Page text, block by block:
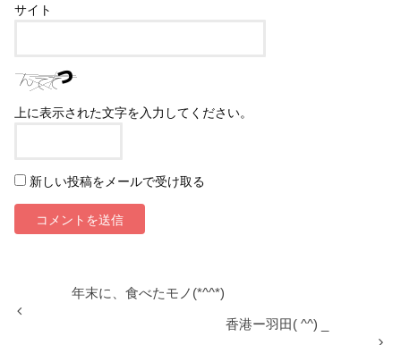
サイト
上に表示された文字を入力してください。
新しい投稿をメールで受け取る
年末に、食べたモノ(*^^*)
香港ー羽田( ^^) _